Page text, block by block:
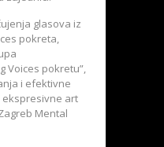
glasova iz
pokreta,
Voices pokretu”,
i efektivne
ekspresivne art
Mental